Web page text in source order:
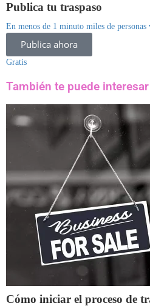
Publica tu traspaso
En menos de 1 minuto miles de personas
Publica ahora
Gratis
También te puede interesar
Cómo iniciar el proceso de